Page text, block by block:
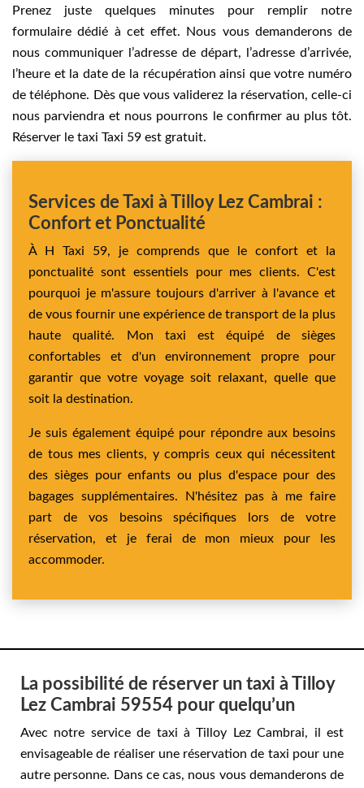
Prenez juste quelques minutes pour remplir notre
formulaire dédié à cet effet. Nous vous demanderons de
nous communiquer l’adresse de départ, l’adresse d’arrivée,
l’heure et la date de la récupération ainsi que votre numéro
de téléphone. Dès que vous validerez la réservation, celle-ci
nous parviendra et nous pourrons le confirmer au plus tôt.
Réserver le taxi Taxi 59 est gratuit.
Services de Taxi à Tilloy Lez Cambrai :
Confort et Ponctualité
À H Taxi 59, je comprends que le confort et la
ponctualité sont essentiels pour mes clients. C'est
pourquoi je m'assure toujours d'arriver à l'avance et
de vous fournir une expérience de transport de la plus
haute qualité. Mon taxi est équipé de sièges
confortables et d'un environnement propre pour
garantir que votre voyage soit relaxant, quelle que
soit la destination.
Je suis également équipé pour répondre aux besoins
de tous mes clients, y compris ceux qui nécessitent
des sièges pour enfants ou plus d'espace pour des
bagages supplémentaires. N'hésitez pas à me faire
part de vos besoins spécifiques lors de votre
réservation, et je ferai de mon mieux pour les
accommoder.
La possibilité de réserver un taxi à Tilloy
Lez Cambrai 59554 pour quelqu’un
Avec notre service de taxi à Tilloy Lez Cambrai, il est
envisageable de réaliser une réservation de taxi pour une
autre personne. Dans ce cas, nous vous demanderons de